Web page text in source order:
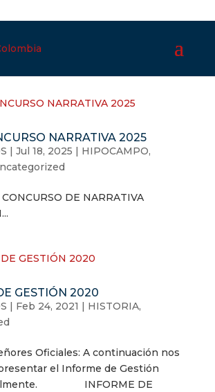
NARRATIVA 2025
| Jul 18, 2025 | HIPOCAMPO,
DE NARRATIVA
GESTIÓN 2020
| Feb 24, 2021 | HISTORIA,
Oficiales: A continuación nos
el Informe de Gestión
INFORME DE